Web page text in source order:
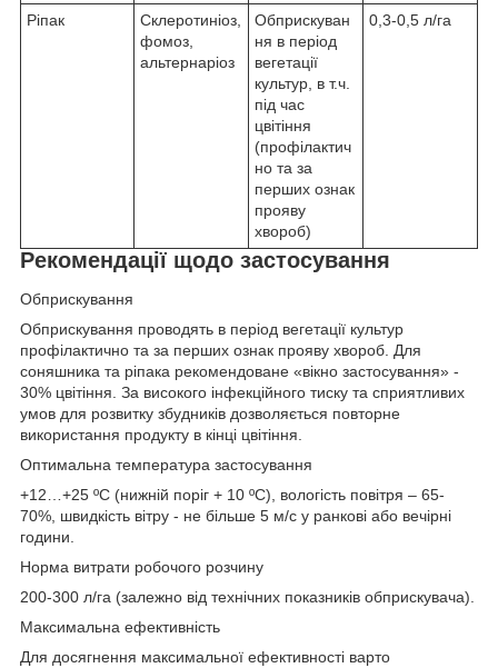
Ріпак
Склеротиніоз,
фомоз,
альтернаріоз
Обприскуван
ня в період
вегетації
культур, в т.ч.
під час
цвітіння
(профілактич
но та за
перших ознак
прояву
хвороб)
0,3-0,5 л/га
Рекомендації щодо застосування
Обприскування
Обприскування проводять в період вегетації культур
профілактично та за перших ознак прояву хвороб. Для
соняшника та ріпака рекомендоване «вікно застосування» -
30% цвітіння. За високого інфекційного тиску та сприятливих
умов для розвитку збудників дозволяється повторне
використання продукту в кінці цвітіння.
Оптимальна температура застосування
+12…+25 ºС (нижній поріг + 10 ºС), вологість повітря – 65-
70%, швидкість вітру - не більше 5 м/с у ранкові або вечірні
години.
Норма витрати робочого розчину
200-300 л/га (залежно від технічних показників обприскувача).
Максимальна ефективність
Для досягнення максимальної ефективності варто